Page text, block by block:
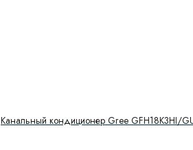
Канальный кондиционер Gree GFH18K3HI/